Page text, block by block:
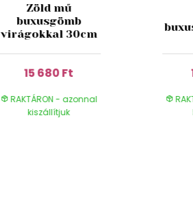
Zöld mű
buxusgömb
virágokkal 30cm
15 680 Ft
RAKTÁRON - azonnal
kiszállítjuk